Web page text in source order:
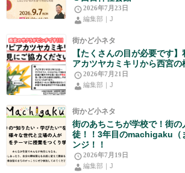
2026年7月23日
編集部｜J
街かど小ネタ
【たくさんの目が必要です
アカツヤカミキリから西宮の
2026年7月21日
編集部｜J
街かど小ネタ
街のあちこちが学校で！街の
徒！！3年目のmachigaku（
ンジ！！
2026年7月19日
編集部｜J